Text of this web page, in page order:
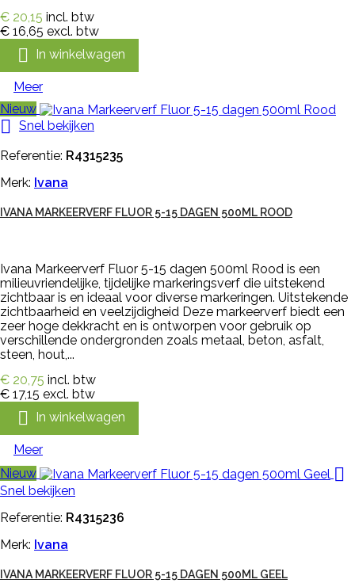
€ 20,15 incl. btw
€ 16,65 excl. btw
 In winkelwagen
Meer
Nieuw
 Snel bekijken
Referentie: R4315235
Merk: Ivana
IVANA MARKEERVERF FLUOR 5-15 DAGEN 500ML ROOD
Ivana Markeerverf Fluor 5-15 dagen 500ml Rood is een
milieuvriendelijke, tijdelijke markeringsverf die uitstekend
zichtbaar is en ideaal voor diverse markeringen. Uitstekende
zichtbaarheid en veelzijdigheid Deze markeerverf biedt een
zeer hoge dekkracht en is ontworpen voor gebruik op
verschillende ondergronden zoals metaal, beton, asfalt,
steen, hout,...
€ 20,75 incl. btw
€ 17,15 excl. btw
 In winkelwagen
Meer
Nieuw

Snel bekijken
Referentie: R4315236
Merk: Ivana
IVANA MARKEERVERF FLUOR 5-15 DAGEN 500ML GEEL